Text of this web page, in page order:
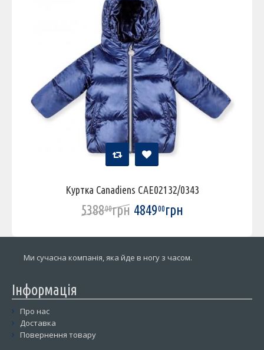
Куртка Canadiens CAE02132/0343
538800грн 484900грн
Ми сучасна компанія, яка йде в ногу з часом.
Інформація
Про нас
Доставка
Повернення товару